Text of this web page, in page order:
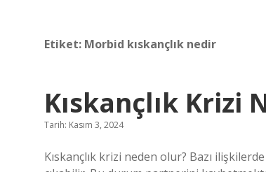
Etiket: Morbid kıskançlık nedir
Kıskançlık Krizi
Tarih: Kasım 3, 2024
Kıskançlık krizi neden olur? Bazı